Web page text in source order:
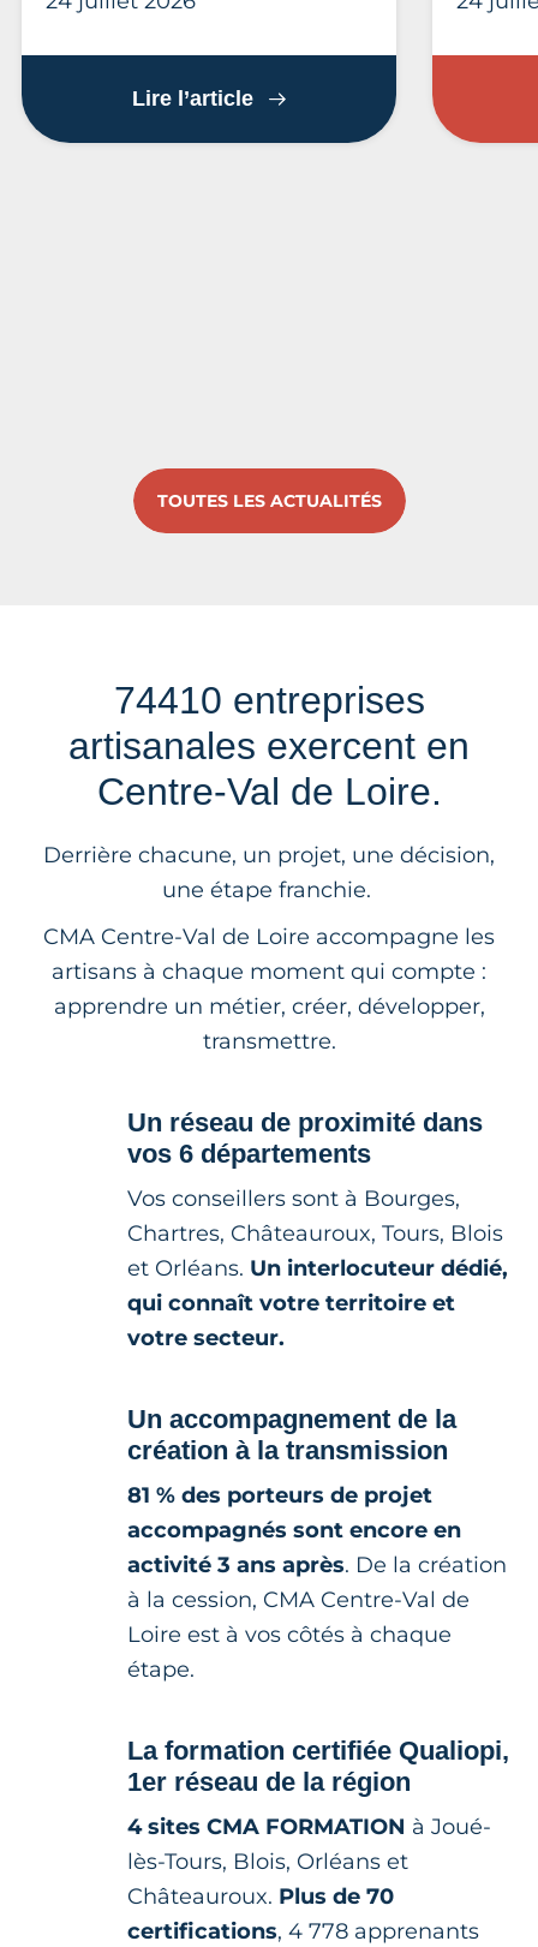
Lire l’articleBoutique LOCO éphémère
TOUTES LES ACTUALITÉS
74410 entreprises
artisanales exercent en
Centre-Val de Loire.
Derrière chacune, un projet, une décision,
une étape franchie.
CMA Centre-Val de Loire accompagne les
artisans à chaque moment qui compte :
apprendre un métier, créer, développer,
transmettre.
Un réseau de proximité dans
vos 6 départements
Vos conseillers sont à Bourges,
Chartres, Châteauroux, Tours, Blois
et Orléans. Un interlocuteur dédié,
qui connaît votre territoire et
votre secteur.
Un accompagnement de la
création à la transmission
81 % des porteurs de projet
accompagnés sont encore en
activité 3 ans après. De la création
à la cession, CMA Centre-Val de
Loire est à vos côtés à chaque
étape.
La formation certifiée Qualiopi,
1er réseau de la région
4 sites CMA FORMATION à Joué-
lès-Tours, Blois, Orléans et
Châteauroux. Plus de 70
certifications, 4 778 apprenants